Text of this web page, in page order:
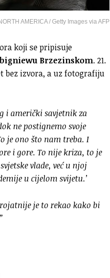
AMERICA / Getty Images via AFP
koji se pripisuje
Brzezinskom. 21.
bez izvora, a uz fotografiju
i američki savjetnik za
ne postignemo svoje
je ono što nam treba. I
i gore. To nije kriza, to je
vlade, već u njoj
u cijelom svijetu.’
je to rekao kako bi